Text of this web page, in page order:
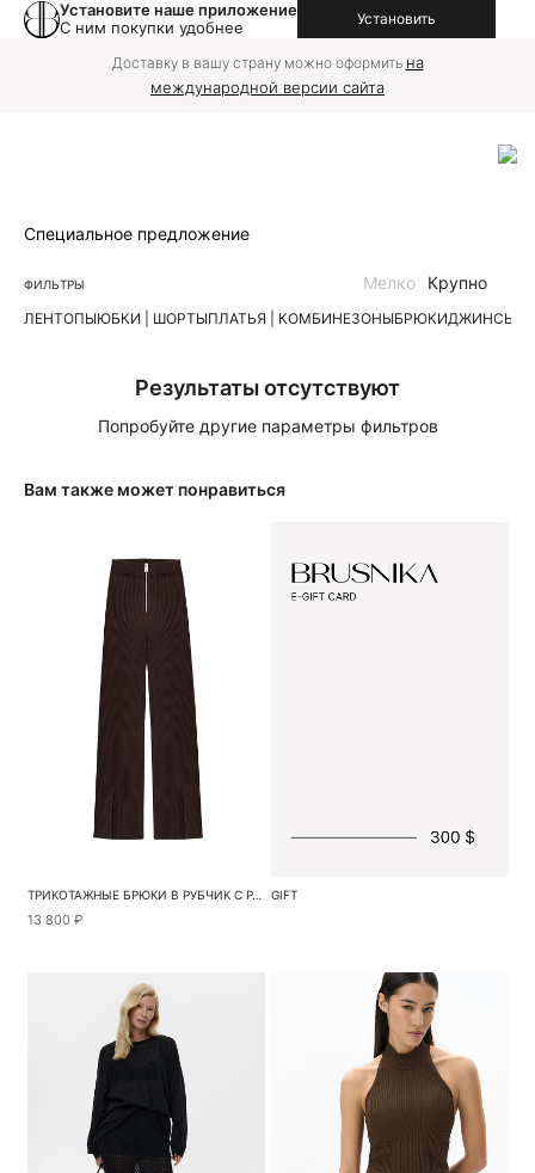
Установите наше приложение
С ним покупки удобнее
Установить
Доставку в вашу страну можно оформить на
международной версии сайта
Специальное предложение
ФИЛЬТРЫ
ЛЕНТОПЫЮБКИ | ШОРТЫПЛАТЬЯ | КОМБИНЕЗОНЫБРЮКИДЖИНСЫ
Мелко Крупно
Результаты отсутствуют
Попробуйте другие параметры фильтров
Вам также может понравиться
ТРИКОТАЖНЫЕ БРЮКИ В РУБЧИК С РАЗРЕЗАМИ СПЕРЕДИ
13 800 ₽
GIFT